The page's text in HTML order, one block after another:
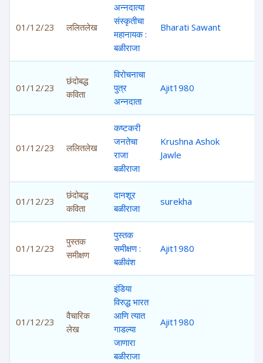
01/12/23 ललितलेख
अन्नदात्या
संस्कृतीचा
महानायक :
बळीराजा
Bharati Sawant
01/12/23
छंदोबद्ध
कविता
विरोचनाचा
पुत्र
अन्नदाता
Ajit1980
01/12/23 ललितलेख
कष्टकरी
जनतेचा
राजा
बळीराजा
Krushna Ashok
Jawle
01/12/23
छंदोबद्ध
कविता
दानशूर
बळीराजा
surekha
01/12/23
पुस्तक
समीक्षण
पुस्तक
समीक्षण :
बळीवंश
Ajit1980
01/12/23
वैचारिक
लेख
इंडिया
विरुद्ध भारत
आणि त्यात
गाडल्या
जाणारा
बळीराजा
Ajit1980